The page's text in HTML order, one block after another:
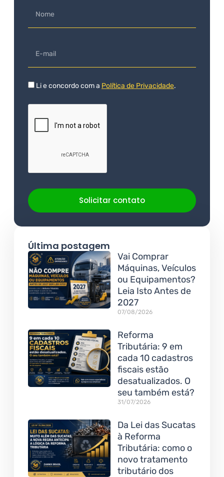
Li e concordo com a Política de Privacidade.
Solicitar contato
Última postagem
Vai Comprar
Máquinas, Veículos
ou Equipamentos?
Leia Isto Antes de
2027
07/08/2026
Reforma
Tributária: 9 em
cada 10 cadastros
fiscais estão
desatualizados. O
seu também está?
31/07/2026
Da Lei das Sucatas
à Reforma
Tributária: como o
novo tratamento
tributário dos